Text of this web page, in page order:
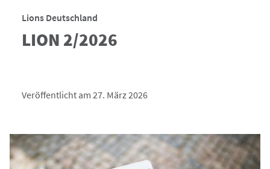
Lions Deutschland
LION 2/2026
Veröffentlicht am 27. März 2026